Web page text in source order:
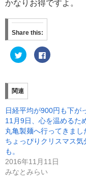
かなりお得ですよ。
Share this:
ク
リ
て
T
w
i
t
t
e
r
で
共
有
新
し
い
ウ
F
a
共
有
す
る
に
は
ク
ッ
ク
て
関連
日経平均が900円も下が
11月9日、心を温めるた
丸亀製麺へ行ってきまし
ちょっぴりクリスマス気
も。
2016年11月11日
みなとみらい